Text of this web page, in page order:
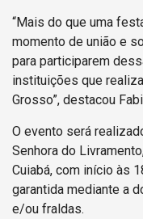
“Mais do que uma
momento de união e
para participarem
instituições que
Grosso”, destacou
O evento será
Senhora do
Cuiabá, com início às
garantida mediante a
e/ou fraldas.